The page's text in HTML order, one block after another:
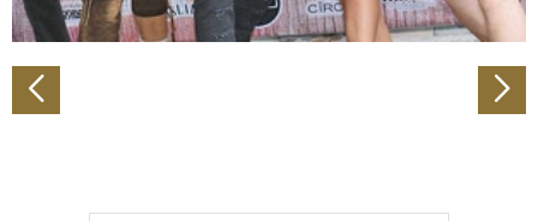
Partner führen diese Informationen möglicherweise mit
haben oder die sie im Rahmen Ihrer Nutzung der Dienste
gesammelt haben.